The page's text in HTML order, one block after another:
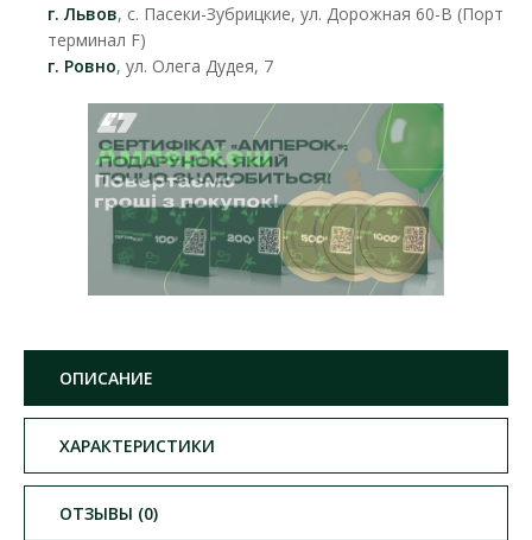
г. Львов, с. Пасеки-Зубрицкие, ул. Дорожная 60-В (Порт
терминал F)
г. Ровно, ул. Олега Дудея, 7
ОПИСАНИЕ
ХАРАКТЕРИСТИКИ
ОТЗЫВЫ (0)